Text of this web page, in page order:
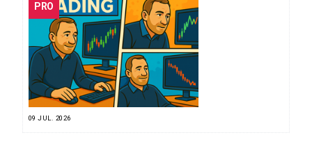
PRO
09 JUL. 2026